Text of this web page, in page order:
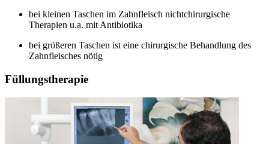
bei kleinen Taschen im Zahnfleisch nichtchirurgische
Therapien u.a. mit Antibiotika
bei größeren Taschen ist eine chirurgische Behandlung des
Zahnfleisches nötig
Füllungstherapie